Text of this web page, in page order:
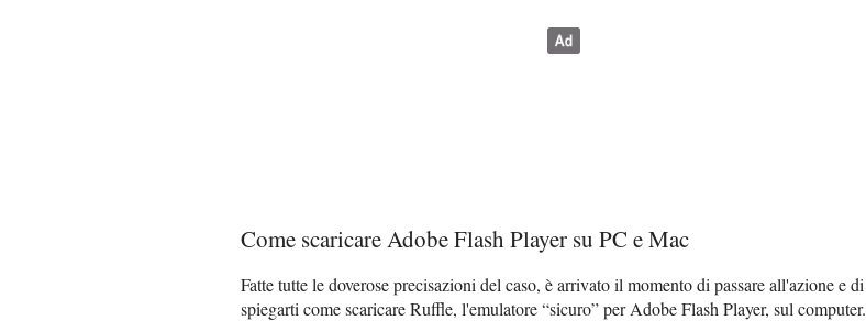
Come scaricare Adobe Flash Player su PC e Mac
Fatte tutte le doverose precisazioni del caso, è arrivato il momento di passare all'azione e di
spiegarti come scaricare Ruffle, l'emulatore “sicuro” per Adobe Flash Player, sul computer.